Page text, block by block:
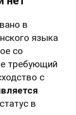
в
языка
со
требующий
с
в